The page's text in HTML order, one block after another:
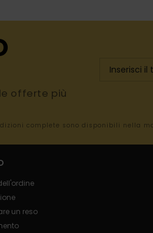
offerte più
complete sono disponibili nella
un reso